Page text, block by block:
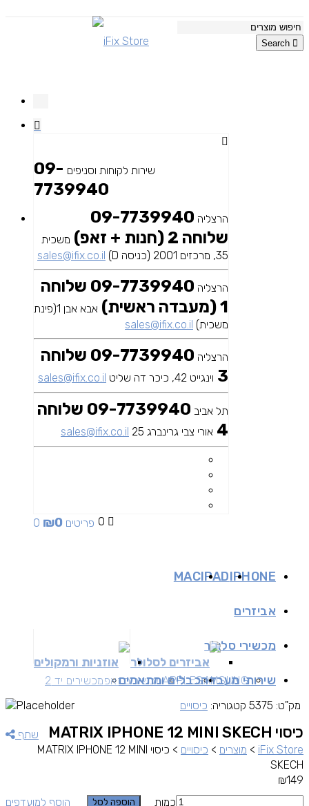
Search
שירות לקוחות וסניפים 09-
7739940
הרצליה 09-7739940
שלוחה 2 (חנות + זאפ)
משכית
35, מרכזים 2001 (כניסה D)
sales@ifix.co.il
הרצליה
09-7739940 שלוחה
1 (מעבדה ראשית)
אבא אבן 1(פינת
משכית) sales@ifix.co.il
הרצליה
09-7739940 שלוחה
3 וינגייט 42, כיכר דה שליט sales@ifix.co.il
תל אביב
09-7739940 שלוחה
4 אורי צבי גרינברג 25 sales@ifix.co.il
0 0 פריטים ₪0
IPHONE
IPAD
MAC
אביזרים
אביזרים לסלולר אוזניות ורמקולים
מכשירי סלולר
SAMSUNG
APPLEמכשירים זאפמכשירים יד 2 שירותי מעבדהכבלים ומתאמים
שתף
iFix Store
> מוצרים > כיסויים >
כיסוי MATRIX IPHONE 12 MINI
SKECH
כיסוי MATRIX IPHONE 12 MINI SKECH
₪149
כמות
הוספה לסל
הוסף למועדפים
מק"ט: 5375 קטגוריה: כיסויים